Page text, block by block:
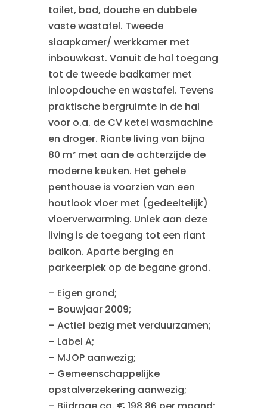
toilet, bad, douche en dubbele
vaste wastafel. Tweede
slaapkamer/ werkkamer met
inbouwkast. Vanuit de hal toegang
tot de tweede badkamer met
inloopdouche en wastafel. Tevens
praktische bergruimte in de hal
voor o.a. de CV ketel wasmachine
en droger. Riante living van bijna
80 m² met aan de achterzijde de
moderne keuken. Het gehele
penthouse is voorzien van een
houtlook vloer met (gedeeltelijk)
vloerverwarming. Uniek aan deze
living is de toegang tot een riant
balkon. Aparte berging en
parkeerplek op de begane grond.
– Eigen grond;
– Bouwjaar 2009;
– Actief bezig met verduurzamen;
– Label A;
– MJOP aanwezig;
– Gemeenschappelijke
opstalverzekering aanwezig;